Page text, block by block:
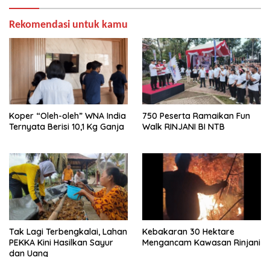
Rekomendasi untuk kamu
Koper “Oleh-oleh” WNA India
Ternyata Berisi 10,1 Kg Ganja
750 Peserta Ramaikan Fun
Walk RINJANI BI NTB
Tak Lagi Terbengkalai, Lahan
PEKKA Kini Hasilkan Sayur
dan Uang
Kebakaran 30 Hektare
Mengancam Kawasan Rinjani